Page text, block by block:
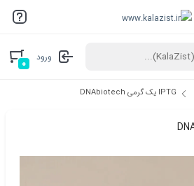
ورود ۰
IPTG یک گرمی DNAbiotech